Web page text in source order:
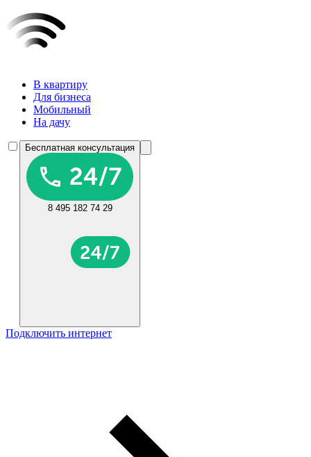
В квартиру
Для бизнеса
Мобильный
На дачу
Бесплатная консультация
8 495 182 74 29
Подключить интернет